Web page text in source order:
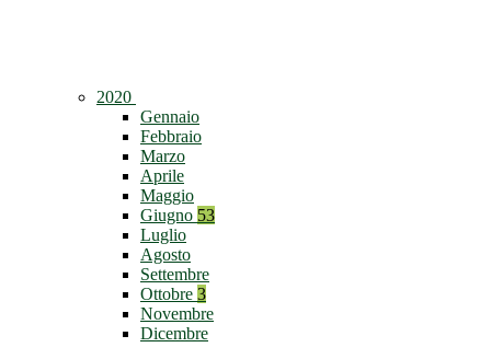
2020
Gennaio
Febbraio
Marzo
Aprile
Maggio
Giugno 53
Luglio
Agosto
Settembre
Ottobre 3
Novembre
Dicembre